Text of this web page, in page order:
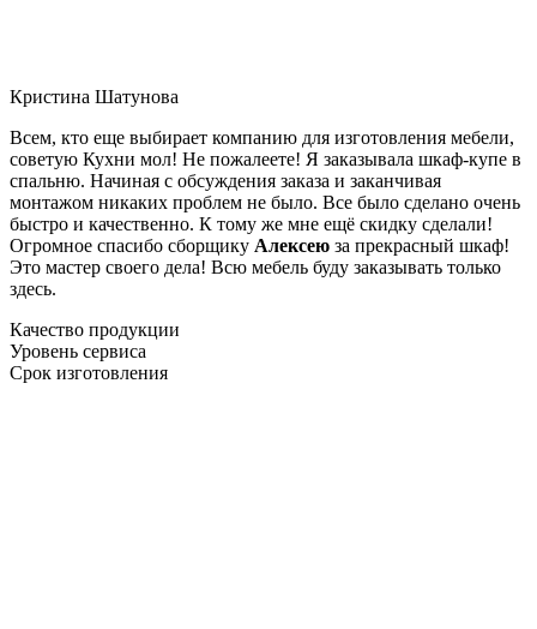
Кристина Шатунова
Всем, кто еще выбирает компанию для изготовления мебели,
советую Кухни мол! Не пожалеете! Я заказывала шкаф-купе в
спальню. Начиная с обсуждения заказа и заканчивая
монтажом никаких проблем не было. Все было сделано очень
быстро и качественно. К тому же мне ещё скидку сделали!
Огромное спасибо сборщику Алексею за прекрасный шкаф!
Это мастер своего дела! Всю мебель буду заказывать только
здесь.
Качество продукции
Уровень сервиса
Срок изготовления